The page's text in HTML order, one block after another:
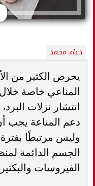
دعاء محمد
يحرص الكثير من
المناعي خاصة
انتشار نزلات
دعم المناعة يجب
وليس مرتبطًا
الجسم الدائمة
الفيروسات